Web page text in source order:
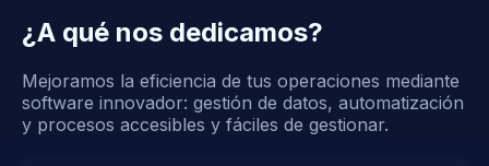
¿A qué nos dedicamos?
Mejoramos la eficiencia de tus operaciones mediante
software innovador: gestión de datos, automatización
y procesos accesibles y fáciles de gestionar.